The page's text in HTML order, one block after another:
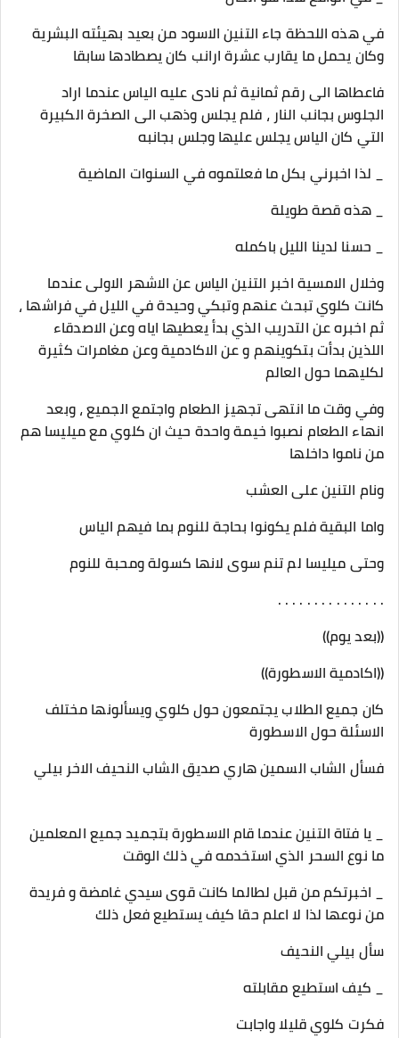
في هذه اللحظة جاء التنين الاسود من بعيد بهيئته البشرية
وكان يحمل ما يقارب عشرة ارانب كان يصطادها سابقا
فاعطاها الى رقم ثمانية ثم نادى عليه الياس عندما اراد
الجلوس بجانب النار ، فلم يجلس وذهب الى الصخرة الكبيرة
التي كان الياس يجلس عليها وجلس بجانبه
_ لذا اخبرني بكل ما فعلتموه في السنوات الماضية
_ هذه قصة طويلة
_ حسنا لدينا الليل باكمله
وخلال الامسية اخبر التنين الياس عن الاشهر الاولى عندما
كانت كلوي تبحث عنهم وتبكي وحيدة في الليل في فراشها ،
ثم اخبره عن التدريب الذي بدأ يعطيها اياه وعن الاصدقاء
اللذين بدأت بتكوينهم و عن الاكادمية وعن مغامرات كثيرة
لكليهما حول العالم
وفي وقت ما انتهى تجهيز الطعام واجتمع الجميع ، وبعد
انهاء الطعام نصبوا خيمة واحدة حيث ان كلوي مع ميليسا هم
من ناموا داخلها
ونام التنين على العشب
واما البقية فلم يكونوا بحاجة للنوم بما فيهم الياس
وحتى ميليسا لم تنم سوى لانها كسولة ومحبة للنوم
. . . . . . . . . . . . . . .
((بعد يوم))
((اكادمية الاسطورة))
كان جميع الطلاب يجتمعون حول كلوي ويسألونها مختلف
الاسئلة حول الاسطورة
فسأل الشاب السمين هاري صديق الشاب النحيف الاخر بيلي
_ يا فتاة التنين عندما قام الاسطورة بتجميد جميع المعلمين
ما نوع السحر الذي استخدمه في ذلك الوقت
_ اخبرتكم من قبل لطالما كانت قوى سيدي غامضة و فريدة
من نوعها لذا لا اعلم حقا كيف يستطيع فعل ذلك
سأل بيلي النحيف
_ كيف استطيع مقابلته
فكرت كلوي قليلا واجابت